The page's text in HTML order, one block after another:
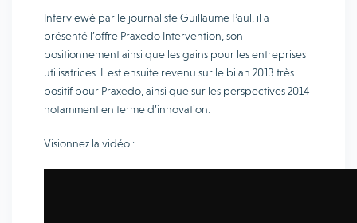
Interviewé par le journaliste Guillaume Paul, il a
présenté l’offre Praxedo Intervention, son
positionnement ainsi que les gains pour les entreprises
utilisatrices. Il est ensuite revenu sur le bilan 2013 très
positif pour Praxedo, ainsi que sur les perspectives 2014
notamment en terme d’innovation.
Visionnez la vidéo :